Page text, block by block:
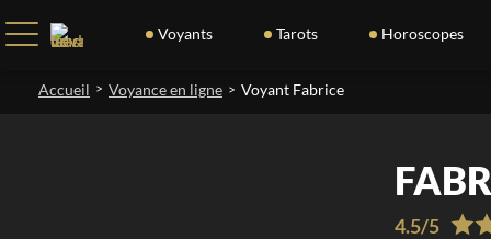
Voyants Tarots Horoscopes
Accueil > Voyance en ligne > Voyant Fabrice
4.5/5